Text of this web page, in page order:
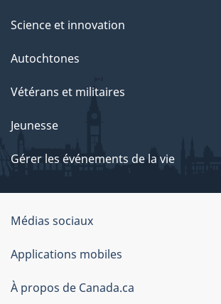
Science et innovation
Autochtones
Vétérans et militaires
Jeunesse
Gérer les événements de la vie
Organisation
du
gouvernement
du
Médias sociaux
Applications mobiles
À propos de Canada.ca